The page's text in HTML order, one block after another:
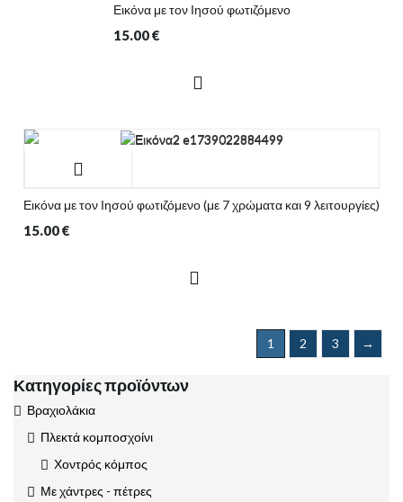
Εικόνα με τον Ιησού φωτιζόμενο
15.00€
Εικόνα με τον Ιησού φωτιζόμενο (με 7 χρώματα και 9 λειτουργίες)
15.00€
1 2 3 →
Κατηγορίες προϊόντων
Βραχιολάκια
Πλεκτά κομποσχοίνι
Χοντρός κόμπος
Με χάντρες - πέτρες